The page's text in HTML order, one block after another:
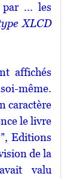
... les
XLCD
affichés
même.
caractère
le livre
’, Editions
de la
valu